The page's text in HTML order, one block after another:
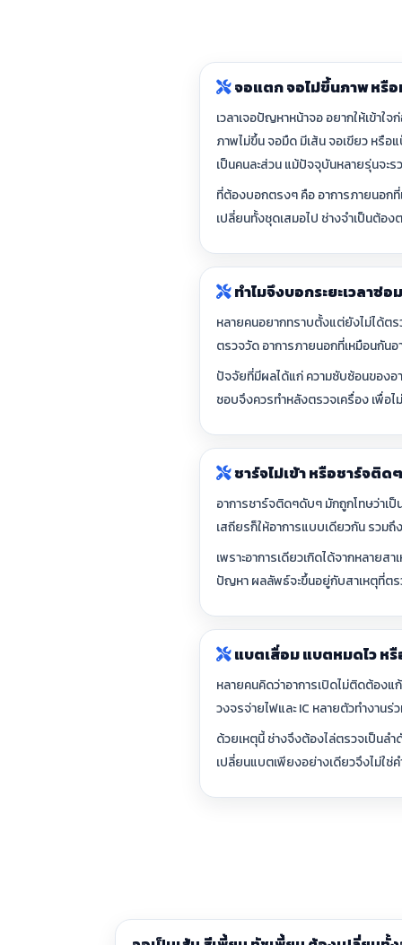
จอแตก จอไม่ขึ้นภาพ หรื
เวลาเจอปัญหาหน้าจอ อยากให้เข้า
ภาพไม่ขึ้น จอมืด มีเส้น จอเขียว หรือ
เป็นคนละส่วน แม้ปัจจุบันหลายรุ่นจะร
ที่ต้องบอกตรงๆ คือ อาการภายนอก
เปลี่ยนทั้งชุดเสมอไป ช่างจำเป็นต้อ
ทำไมจึงบอกระยะเวลาซ่
หลายคนอยากทราบตั้งแต่ยังไม่ได้ตร
ตรวจวัด อาการภายนอกที่เหมือนกันอ
ปัจจัยที่มีผลได้แก่ ความซับซ้อนของอ
ชอบจึงควรทำหลังตรวจเครื่อง เพื่อไ
ชาร์จไม่เข้า หรือชาร์จติ
อาการชาร์จติดๆดับๆ มักถูกโทษว่าเ
เสถียรก็ให้อาการแบบเดียวกัน รวมถึ
เพราะอาการเดียวเกิดได้จากหลาย
ปัญหา ผลลัพธ์จะขึ้นอยู่กับสาเหตุที่ต
แบตเสื่อม แบตหมดไว ห
หลายคนคิดว่าอาการเปิดไม่ติดต้อง
วงจรจ่ายไฟและ IC หลายตัวทำงาน
ด้วยเหตุนี้ ช่างจึงต้องไล่ตรวจเป็นล
เปลี่ยนแบตเพียงอย่างเดียวจึงไม่ใ